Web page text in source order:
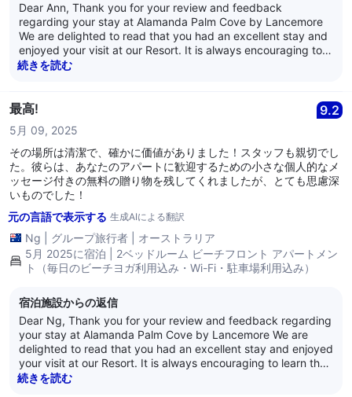
Dear Ann, Thank you for your review and feedback
regarding your stay at Alamanda Palm Cove by Lancemore
We are delighted to read that you had an excellent stay and
enjoyed your visit at our Resort. It is always encouraging to
learn that guests are satisfied with our service as it is what
続きを読む
最高! 9.2
5月 09, 2025
その場所は清潔で、確かに価値がありました！スタッフも親切でし
た。彼らは、あなたのアパートに歓迎するための小さな個人的なメ
ッセージ付きの無料の贈り物を残してくれましたが、とても思慮深
いものでした！
元の言語で表示する 生成AIによる翻訳
Ng グループ旅行者
オーストラリア
5月 2025に宿泊 | 2ベッドルーム ビーチフロント アパートメン
ト（毎日のビーチヨガ利用込み・Wi-Fi・駐車場利用込み）
宿泊施設からの返信
Dear Ng, Thank you for your review and feedback regarding
your stay at Alamanda Palm Cove by Lancemore We are
delighted to read that you had an excellent stay and enjoyed
your visit at our Resort. It is always encouraging to learn that
guests are satisfied with our service as it is what we strive
続きを読む